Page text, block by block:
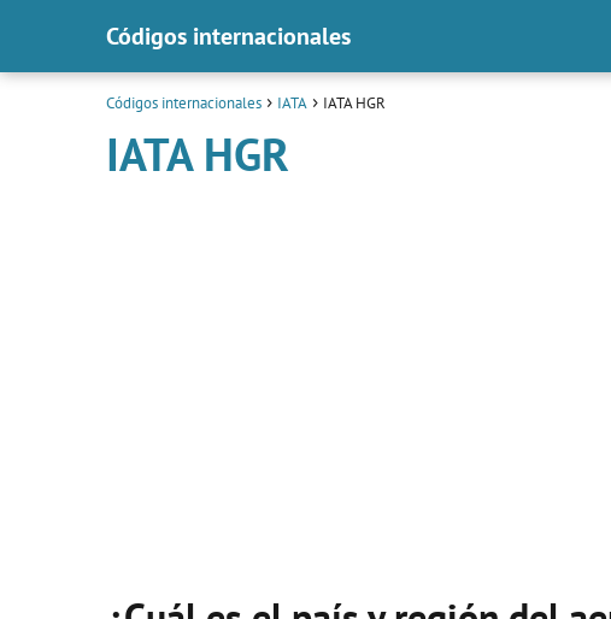
Códigos internacionales
Códigos internacionales IATA IATA HGR
IATA HGR